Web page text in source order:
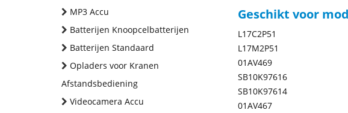
MP3 Accu
Batterijen Knoopcelbatterijen
Batterijen Standaard
Opladers voor Kranen
Afstandsbediening
Videocamera Accu
Geschikt voor
L17C2P51
L17M2P51
01AV469
SB10K97616
SB10K97614
01AV467